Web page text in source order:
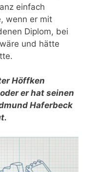
einfach
wenn er mit
Diplom, bei
und hätte
Höffken
er hat seinen
Haferbeck